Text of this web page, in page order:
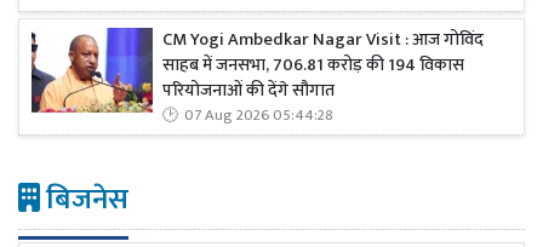
CM Yogi Ambedkar Nagar Visit : आज गोविंद
साहब में जनसभा, 706.81 करोड़ की 194 विकास
परियोजनाओं की देंगे सौगात
07 Aug 2026 05:44:28
बिजनेस